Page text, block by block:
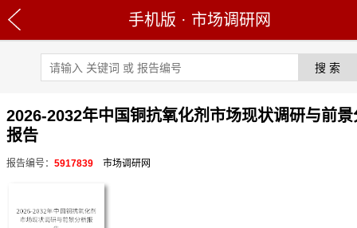
手机版 · 市场调研网
2026-2032年中国铜抗氧化剂市场现状调研与前景
报告
报告编号： 5917839 市场调研网